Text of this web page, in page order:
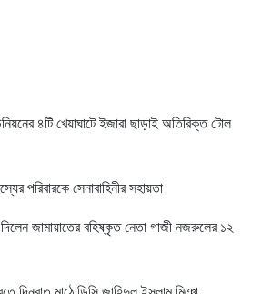
৪টি খেয়াঘাটে ইজারা ছাড়াই অতিরিক্ত টোল
পরিবারকে সেনাবাহিনীর সহায়তা
জামায়াতের বহিষ্কৃত নেতা গাজী নজরুলের ১২